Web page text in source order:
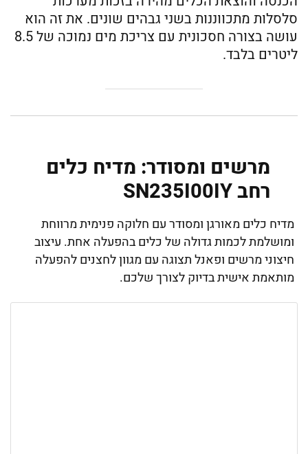
סלסלות מתכווננות בשני גבהים שונים. את זה הוא
עושה בצורה חסכונית עם צריכת מים נמוכה של 8.5
ליטרים בלבד.
מרשים ומסודר: מדיח כלים
‏רחב SN235I00IY
מדיח כלים מאורגן ומסודר עם חלוקה פנימית מרווחת
ומושלמת לכמות גדולה של כלים בהפעלה אחת. עיצוב
חיצוני מרשים ופאנל תצוגה עם מגוון לחצנים להפעלה
מותאמת אישית בדיוק לצורך שלכם.